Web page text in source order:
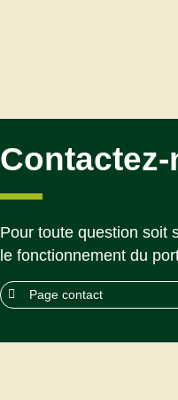
Pour toute question soit
le fonctionnement du
Page contact